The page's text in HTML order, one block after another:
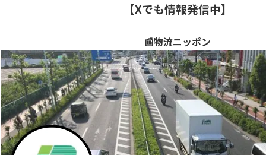
【Xでも情報発信中】
📰物流ニッポン